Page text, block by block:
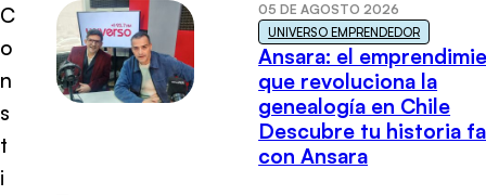
C
o
n
s
t
i
05 DE AGOSTO 2026
UNIVERSO EMPRENDEDOR
Ansara: el
que revoluciona la
genealogía en Chile
Descubre tu historia
con Ansara